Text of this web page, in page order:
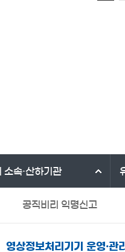
소속·산하기관
공직비리 익명신고
영상정보처리기기 운영·관